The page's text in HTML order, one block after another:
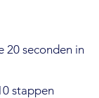
20 seconden in
stappen